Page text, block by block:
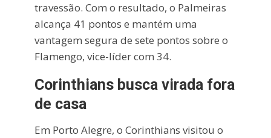
travessão. Com o resultado, o Palmeiras
alcança 41 pontos e mantém uma
vantagem segura de sete pontos sobre o
Flamengo, vice-líder com 34.
Corinthians busca virada fora
de casa
Em Porto Alegre, o Corinthians visitou o